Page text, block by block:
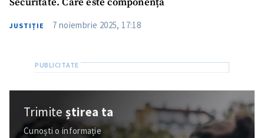
JUSTIȚIE 7 noiembrie 2025, 17:18
Trimiteștirea ta
Cunoști o informație